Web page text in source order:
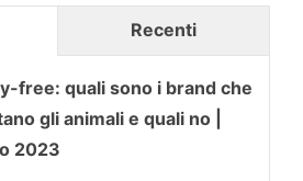
Recenti
free: quali sono i brand che
gli animali e quali no |
2023